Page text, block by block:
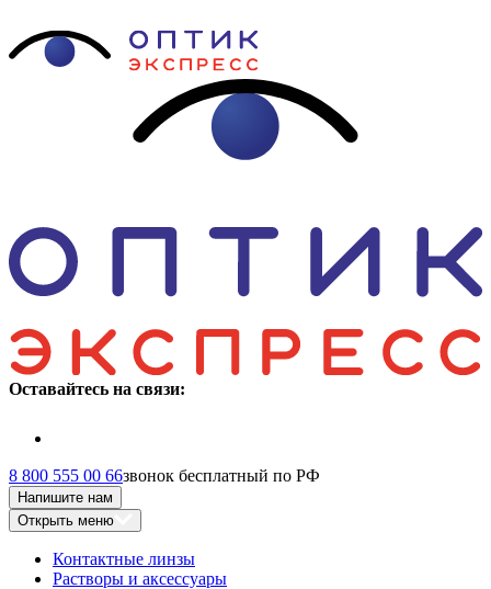
Оставайтесь на связи:
8 800 555 00 66звонок бесплатный по РФ
Напишите нам
Открыть меню
Контактные линзы
Растворы и аксессуары